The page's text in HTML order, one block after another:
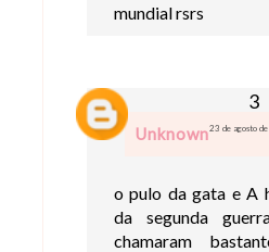
mundial rsrs
Unknown23 de agosto
o pulo da gata e A
da segunda
chamaram